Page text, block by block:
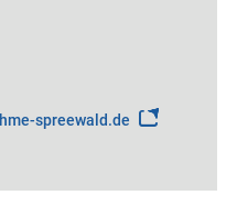
spreewald.de